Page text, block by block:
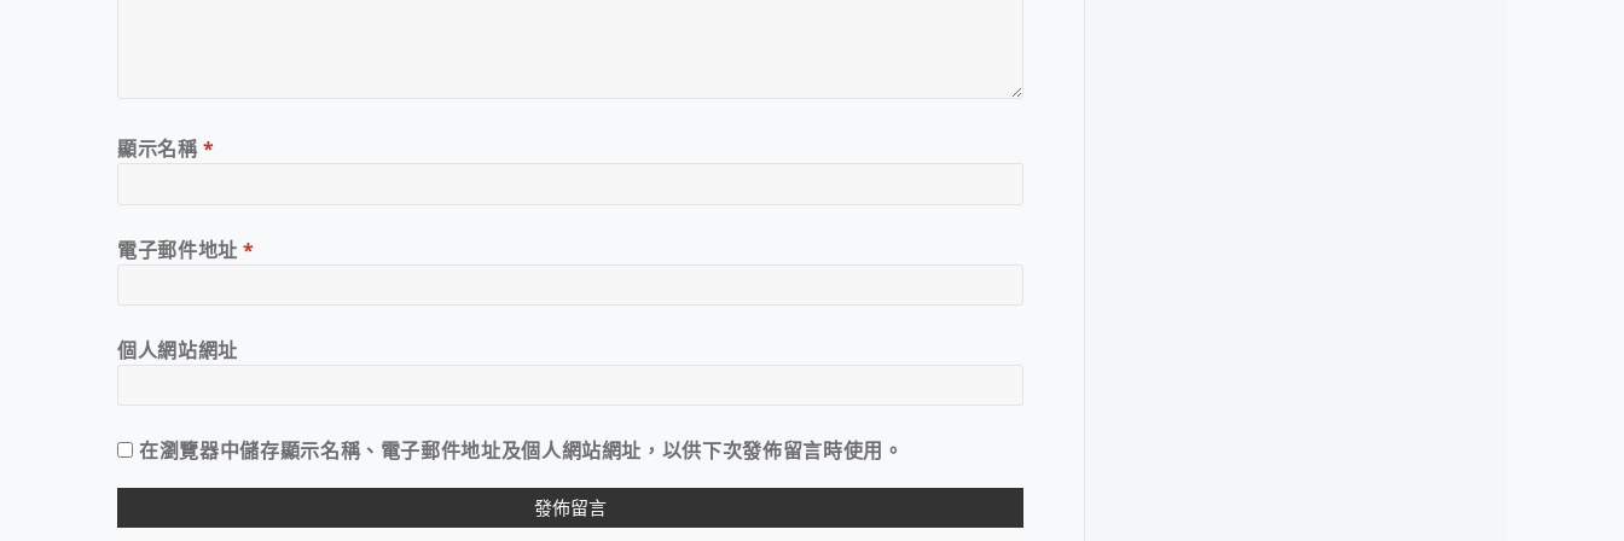
顯示名稱*
電子郵件地址*
個人網站網址
在瀏覽器中儲存顯示名稱、電子郵件地址及個人網站網址，以供下次發佈留言時使用。